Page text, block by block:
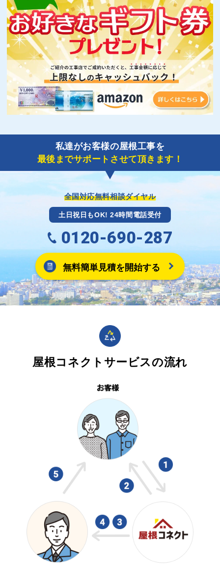
私達がお客様の屋根工事を
最後までサポートさせて頂きます！
全国対応無料相談ダイヤル
土日祝日もOK! 24時間電話受付
0120-690-287
無料簡単見積を開始する
屋根コネクトサービスの流れ